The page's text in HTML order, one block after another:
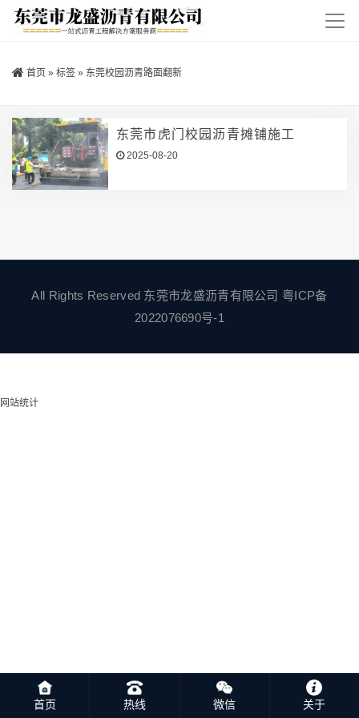
首页 » 标签 » 东莞校园沥青路面翻新​
东莞市虎门校园沥青摊铺施工
2025-08-20
All Rights Reserved 东莞市龙盛沥青有限公司 粤ICP备
2022076690号-1
首页 热线 微信 关于
网站统计